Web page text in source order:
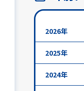
2026年
2025年
2024年